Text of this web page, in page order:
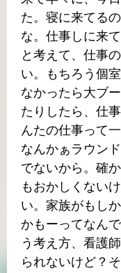
た。寝に来てる
な。仕事しに来
と考えて、仕事
い。もちろう個
なかったら大ブ
たりしたら、仕
んたの仕事って
なんかぁラウン
でないから。確
もおかしくない
い。家族がもし
かもーってなん
う考え方、看護
られないけど？